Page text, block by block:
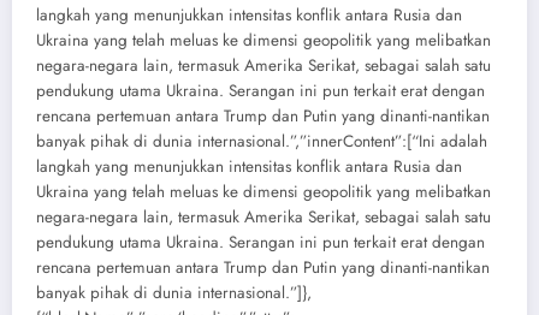
langkah yang menunjukkan intensitas konflik antara Rusia dan
Ukraina yang telah meluas ke dimensi geopolitik yang melibatkan
negara-negara lain, termasuk Amerika Serikat, sebagai salah satu
pendukung utama Ukraina. Serangan ini pun terkait erat dengan
rencana pertemuan antara Trump dan Putin yang dinanti-nantikan
banyak pihak di dunia internasional.”,”innerContent”:[“Ini adalah
langkah yang menunjukkan intensitas konflik antara Rusia dan
Ukraina yang telah meluas ke dimensi geopolitik yang melibatkan
negara-negara lain, termasuk Amerika Serikat, sebagai salah satu
pendukung utama Ukraina. Serangan ini pun terkait erat dengan
rencana pertemuan antara Trump dan Putin yang dinanti-nantikan
banyak pihak di dunia internasional.”]},